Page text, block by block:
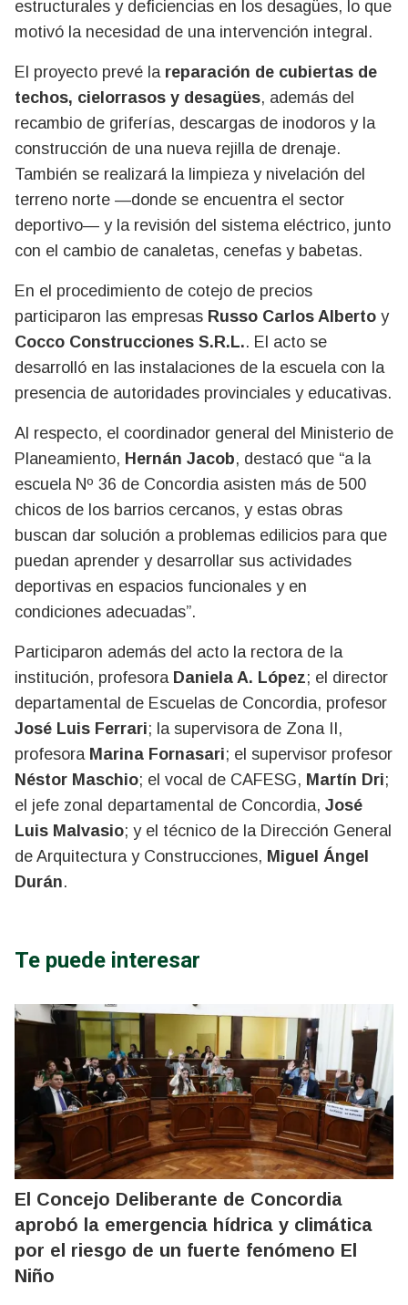
estructurales y deficiencias en los desagües, lo que
motivó la necesidad de una intervención integral.
El proyecto prevé la reparación de cubiertas de
techos, cielorrasos y desagües, además del
recambio de griferías, descargas de inodoros y la
construcción de una nueva rejilla de drenaje.
También se realizará la limpieza y nivelación del
terreno norte —donde se encuentra el sector
deportivo— y la revisión del sistema eléctrico, junto
con el cambio de canaletas, cenefas y babetas.
En el procedimiento de cotejo de precios
participaron las empresas Russo Carlos Alberto y
Cocco Construcciones S.R.L.. El acto se
desarrolló en las instalaciones de la escuela con la
presencia de autoridades provinciales y educativas.
Al respecto, el coordinador general del Ministerio de
Planeamiento, Hernán Jacob, destacó que “a la
escuela Nº 36 de Concordia asisten más de 500
chicos de los barrios cercanos, y estas obras
buscan dar solución a problemas edilicios para que
puedan aprender y desarrollar sus actividades
deportivas en espacios funcionales y en
condiciones adecuadas”.
Participaron además del acto la rectora de la
institución, profesora Daniela A. López; el director
departamental de Escuelas de Concordia, profesor
José Luis Ferrari; la supervisora de Zona II,
profesora Marina Fornasari; el supervisor profesor
Néstor Maschio; el vocal de CAFESG, Martín Dri;
el jefe zonal departamental de Concordia, José
Luis Malvasio; y el técnico de la Dirección General
de Arquitectura y Construcciones, Miguel Ángel
Durán.
Te puede interesar
El Concejo Deliberante de Concordia
aprobó la emergencia hídrica y climática
por el riesgo de un fuerte fenómeno El
Niño